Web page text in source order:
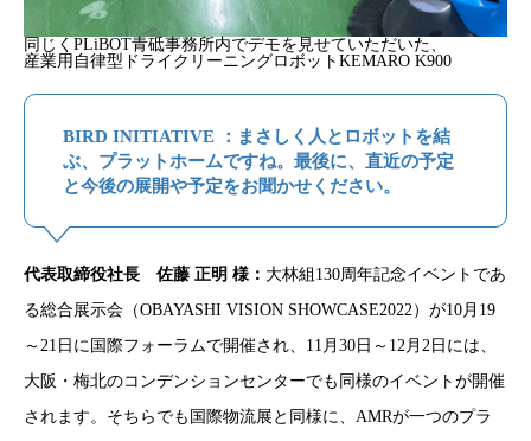
同じくPLiBOT青砥事務所内でデモを見せていただいた、
産業用自律型ドライクリーニングロボットKEMARO K900
BIRD INITIATIVE ：まさしく人とロボットを結
ぶ、プラットホームですね。最後に、直近の予定
と今後の展開や予定をお聞かせください。
代表取締役社長 佐藤 正明 様： 大林組130周年記念イベントであ
る総合展示会（OBAYASHI VISION SHOWCASE2022）が10月19
～21日に国際フォーラムで開催され、11月30日～12月2日には、
大阪・梅北のコンデンションセンターでも同様のイベントが開催
されます。そちらでも国際物流展と同様に、AMRが一つのプラ